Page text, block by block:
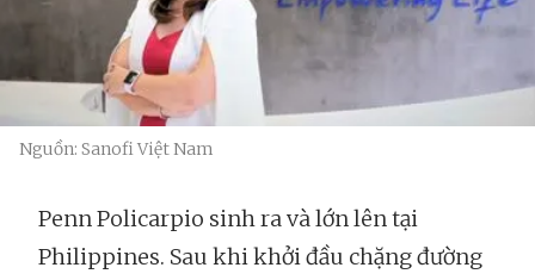
Nguồn: Sanofi Việt Nam
Penn Policarpio sinh ra và lớn lên tại
Philippines. Sau khi khởi đầu chặng đường